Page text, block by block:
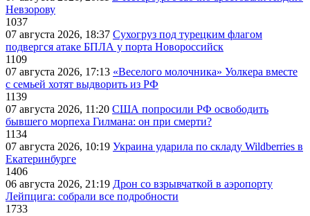
Невзорову
1037
07 августа 2026, 18:37 Сухогруз под турецким флагом
подвергся атаке БПЛА у порта Новороссийск
1109
07 августа 2026, 17:13 «Веселого молочника» Уолкера вместе
с семьей хотят выдворить из РФ
1139
07 августа 2026, 11:20 США попросили РФ освободить
бывшего морпеха Гилмана: он при смерти?
1134
07 августа 2026, 10:19 Украина ударила по складу Wildberries в
Екатеринбурге
1406
06 августа 2026, 21:19 Дрон со взрывчаткой в аэропорту
Лейпцига: собрали все подробности
1733